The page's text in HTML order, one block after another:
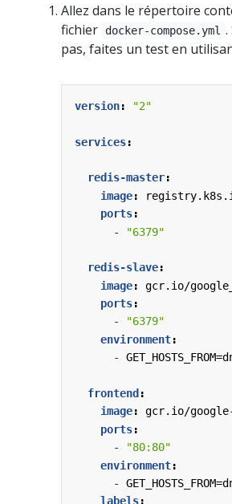
Allez dans le répertoire
fichier
docker-compose.yml .
pas, faites un test en
version: "2"
services:
redis-master:
image:
ports:
-
"6379"
redis-slave:
image:
gcr.io/
ports:
-
"6379"
environment:
-
frontend :
image:
gcr.io/
ports:
-
"80:80"
environment:
-
labels: